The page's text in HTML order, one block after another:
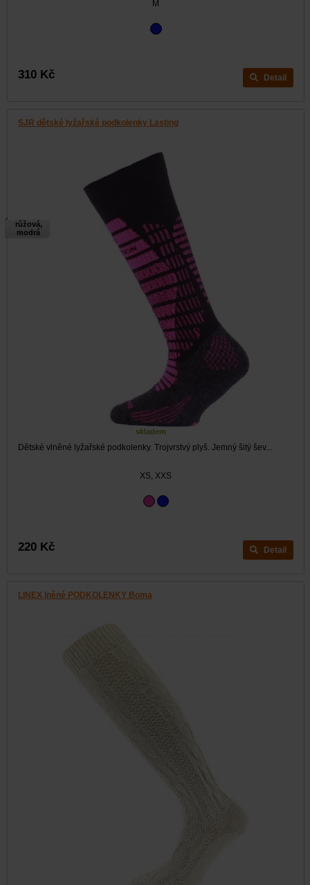
M
310 Kč Detail
SJR dětské lyžařské podkolenky Lasting
skladem
Dětské vlněné lyžařské podkolenky. Trojvrstvý plyš. Jemný šitý šev...
XS, XXS
růžová,
modrá
220 Kč Detail
LINEX lněné PODKOLENKY Boma